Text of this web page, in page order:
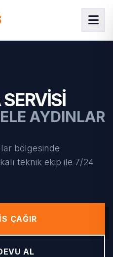
AYDINLAR
bölgesinde
teknik ekip ile 7/24
ÇAĞIR
AL